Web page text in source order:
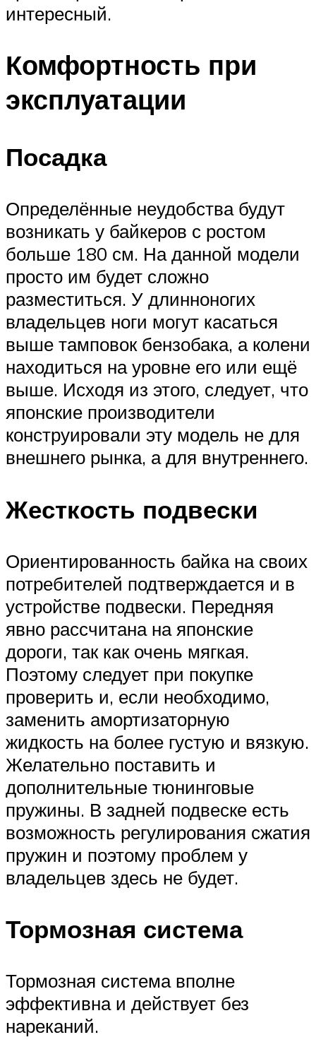
интересный.
Комфортность при
эксплуатации
Посадка
Определённые неудобства будут
возникать у байкеров с ростом
больше 180 см. На данной модели
просто им будет сложно
разместиться. У длинноногих
владельцев ноги могут касаться
выше тамповок бензобака, а колени
находиться на уровне его или ещё
выше. Исходя из этого, следует, что
японские производители
конструировали эту модель не для
внешнего рынка, а для внутреннего.
Жесткость подвески
Ориентированность байка на своих
потребителей подтверждается и в
устройстве подвески. Передняя
явно рассчитана на японские
дороги, так как очень мягкая.
Поэтому следует при покупке
проверить и, если необходимо,
заменить амортизаторную
жидкость на более густую и вязкую.
Желательно поставить и
дополнительные тюнинговые
пружины. В задней подвеске есть
возможность регулирования сжатия
пружин и поэтому проблем у
владельцев здесь не будет.
Тормозная система
Тормозная система вполне
эффективна и действует без
нареканий.